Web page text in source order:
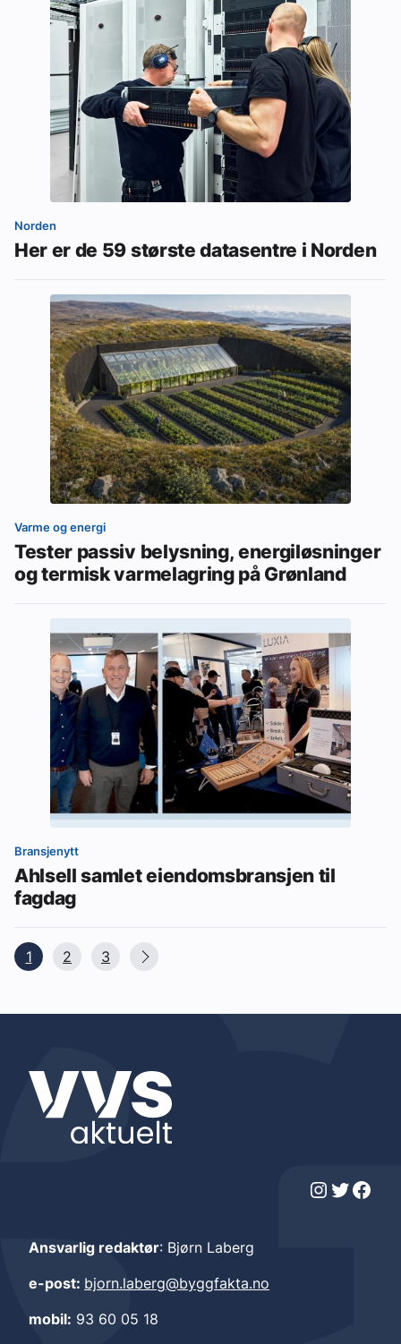
Norden
Her er de 59 største datasentre i Norden
Varme og energi
Tester passiv belysning, energiløsninger
og termisk varmelagring på Grønland
Bransjenytt
Ahlsell samlet eiendomsbransjen til
fagdag
1 2 3
Instagram Twitter Facebook
Ansvarlig redaktør: Bjørn Laberg
e-post: bjorn.laberg@byggfakta.no
mobil: 93 60 05 18